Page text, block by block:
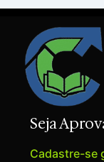
Seja
Cadastre-se